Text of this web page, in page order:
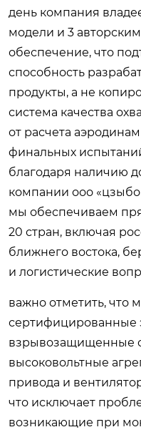
день компания
модели и 3
обеспечение, что
способность
продукты, а не
система качества
от расчета
финальных
благодаря наличию
компании ооо
мы обеспечиваем
20 стран, включая
ближнего востока,
и логистические
важно отметить, что
сертифицированные
взрывозащищенные
высоковольтные
привода и
что исключает
возникающие при